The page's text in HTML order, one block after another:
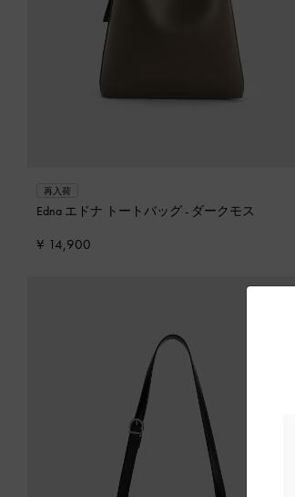
再入荷
Edna エドナ トートバッグ - ダークモス
¥ 14,900